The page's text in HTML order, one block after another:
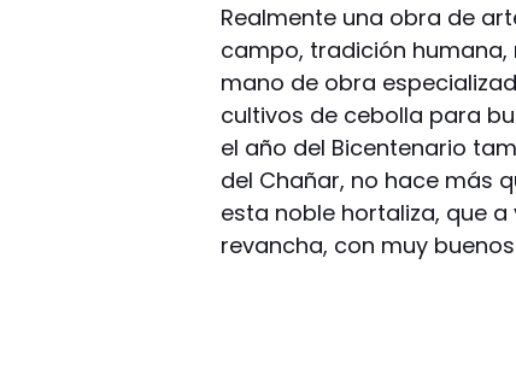
Realmente una obra de
campo, tradición
mano de obra
cultivos de cebolla para
el año del Bicentenario
del Chañar, no hace más
esta noble hortaliza, que
revancha, con muy